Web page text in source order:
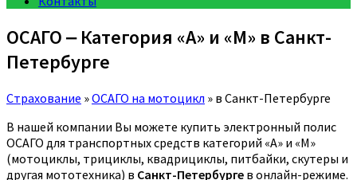
ОСАГО ‒ Категория «A» и «M» в Санкт-
Петербурге
Страхование »ОСАГО на мотоцикл » в Санкт-Петербурге
В нашей компании Вы можете купить электронный полис
ОСАГО для транспортных средств категорий «A» и «M»
(мотоциклы, трициклы, квадрициклы, питбайки, скутеры и
другая мототехника) в Санкт-Петербурге в онлайн-режиме.